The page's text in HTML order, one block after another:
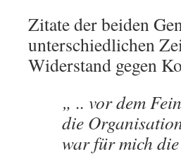
Zitate der beiden
unterschiedlichen
Widerstand gegen
„ .. vor dem
die
war für mich